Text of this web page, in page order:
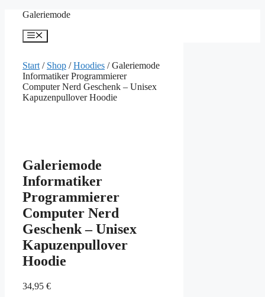
springen
Galeriemode
Menü
Start / Shop /Hoodies / Galeriemode
Informatiker Programmierer
Computer Nerd Geschenk – Unisex
Kapuzenpullover Hoodie
Galeriemode
Informatiker
Programmierer
Computer Nerd
Geschenk – Unisex
Kapuzenpullover
Hoodie
34,95 €